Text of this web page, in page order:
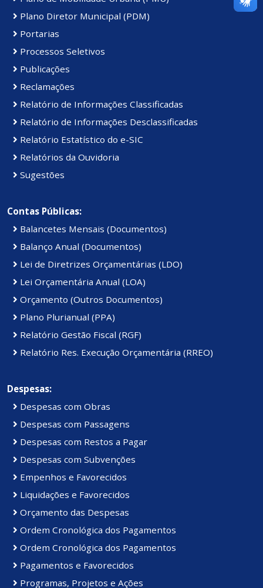
Plano Diretor Municipal (PDM)
Portarias
Processos Seletivos
Publicações
Reclamações
Relatório de Informações Classificadas
Relatório de Informações Desclassificadas
Relatório Estatístico do e-SIC
Relatórios da Ouvidoria
Sugestões
Contas Públicas:
Balancetes Mensais (Documentos)
Balanço Anual (Documentos)
Lei de Diretrizes Orçamentárias (LDO)
Lei Orçamentária Anual (LOA)
Orçamento (Outros Documentos)
Plano Plurianual (PPA)
Relatório Gestão Fiscal (RGF)
Relatório Res. Execução Orçamentária (RREO)
Despesas:
Despesas com Obras
Despesas com Passagens
Despesas com Restos a Pagar
Despesas com Subvenções
Empenhos e Favorecidos
Liquidações e Favorecidos
Orçamento das Despesas
Ordem Cronológica dos Pagamentos
Ordem Cronológica dos Pagamentos
Pagamentos e Favorecidos
Programas, Projetos e Ações